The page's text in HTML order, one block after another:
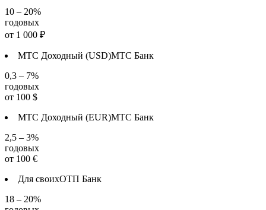
10 – 20%
годовых
от 1 000 ₽
МТС Доходный (USD)МТС Банк
0,3 – 7%
годовых
от 100 $
МТС Доходный (EUR)МТС Банк
2,5 – 3%
годовых
от 100 €
Для своихОТП Банк
18 – 20%